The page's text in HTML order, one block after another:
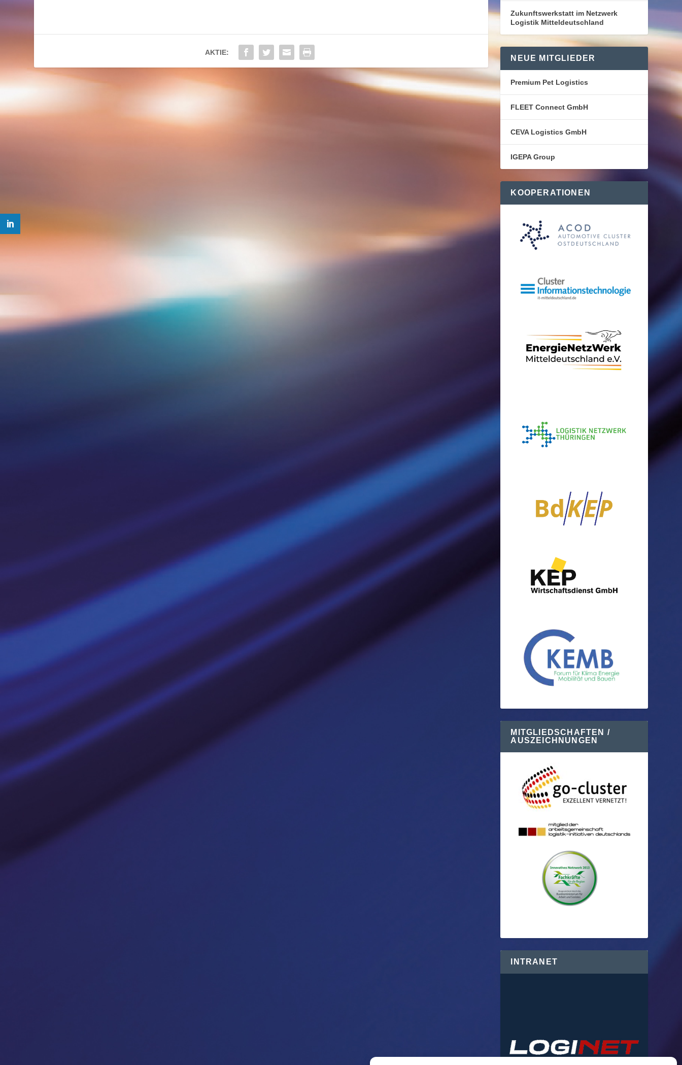
AKTIE:
Zukunftswerkstatt im Netzwerk
Logistik Mitteldeutschland
NEUE MITGLIEDER
Premium Pet Logistics
FLEET Connect GmbH
CEVA Logistics GmbH
IGEPA Group
KOOPERATIONEN
MITGLIEDSCHAFTEN /
AUSZEICHNUNGEN
INTRANET